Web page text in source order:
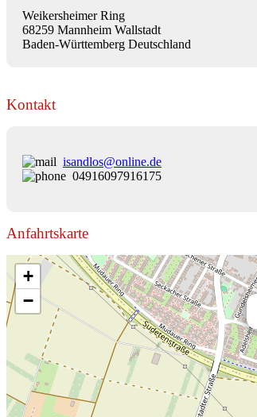
Weikersheimer Ring
68259 Mannheim Wallstadt
Baden-Württemberg Deutschland
Kontakt
isandlos@online.de
04916097916175
Anfahrtskarte
+
−